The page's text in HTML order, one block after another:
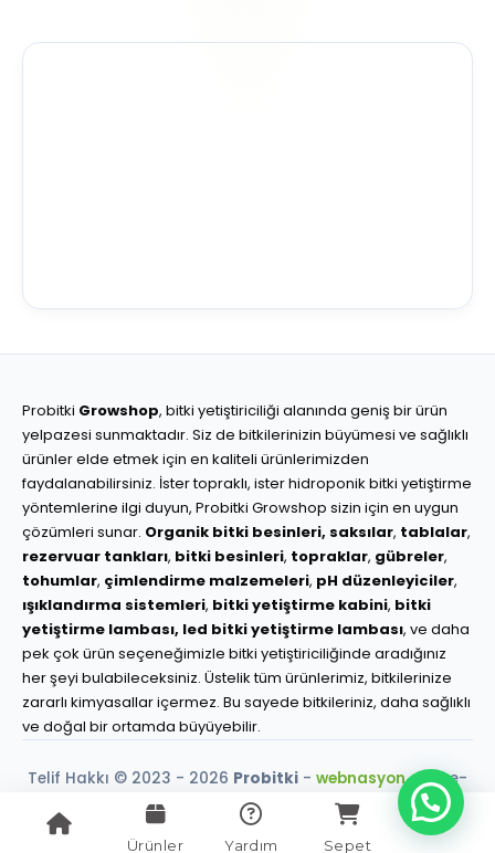
Probitki Growshop, bitki yetiştiriciliği alanında geniş bir ürün
yelpazesi sunmaktadır. Siz de bitkilerinizin büyümesi ve sağlıklı
ürünler elde etmek için en kaliteli ürünlerimizden
faydalanabilirsiniz. İster topraklı, ister hidroponik bitki yetiştirme
yöntemlerine ilgi duyun, Probitki Growshop sizin için en uygun
çözümleri sunar. Organik bitki besinleri, saksılar, tablalar,
rezervuar tankları, bitki besinleri, topraklar, gübreler,
tohumlar, çimlendirme malzemeleri, pH düzenleyiciler,
ışıklandırma sistemleri, bitki yetiştirme kabini, bitki
yetiştirme lambası, led bitki yetiştirme lambası, ve daha
pek çok ürün seçeneğimizle bitki yetiştiriciliğinde aradığınız
her şeyi bulabileceksiniz. Üstelik tüm ürünlerimiz, bitkilerinize
zararlı kimyasallar içermez. Bu sayede bitkileriniz, daha sağlıklı
ve doğal bir ortamda büyüyebilir.
Telif Hakkı © 2023 - 2026 Probitki - webnasyon.come-
ticaret çözümleri.
256-Bit SSL Güvencesi
Ürünler Yardım Sepet